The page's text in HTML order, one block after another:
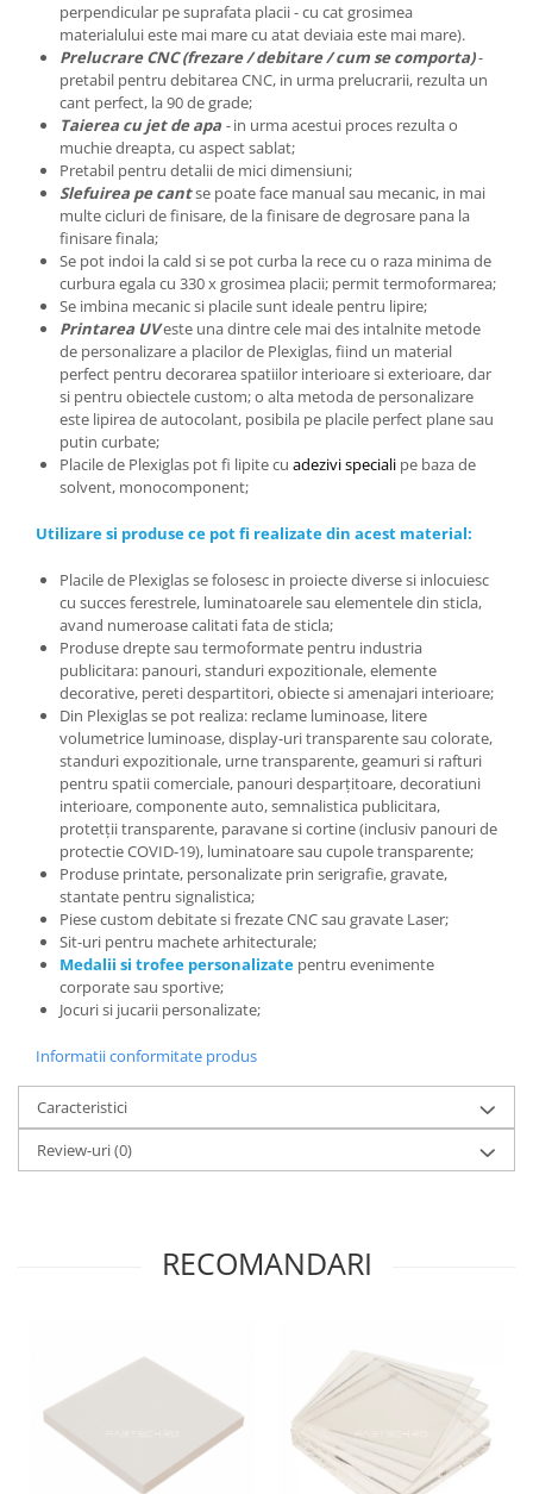
perpendicular pe suprafata placii - cu cat grosimea
materialului este mai mare cu atat deviaia este mai mare).
Prelucrare CNC (frezare / debitare / cum se comporta)-
pretabil pentru debitarea CNC, in urma prelucrarii, rezulta un
cant perfect, la 90 de grade;
Taierea cu jet de apa -in urma acestui proces rezulta o
muchie dreapta, cu aspect sablat;
Pretabil pentru detalii de mici dimensiuni;
Slefuirea pe cantse poate face manual sau mecanic, in mai
multe cicluri de finisare, de la finisare de degrosare pana la
finisare finala;
Se pot indoi la cald si se pot curba la rece cu o raza minima de
curbura egala cu 330 x grosimea placii; permit termoformarea;
Se imbina mecanic si placile sunt ideale pentru lipire;
Printarea UVeste una dintre cele mai des intalnite metode
de personalizare a placilor de Plexiglas, fiind un material
perfect pentru decorarea spatiilor interioare si exterioare, dar
si pentru obiectele custom; o alta metoda de personalizare
este lipirea de autocolant, posibila pe placile perfect plane sau
putin curbate;
Placilede Plexiglas pot fi lipite cu adezivi speciali pe baza de
solvent, monocomponent;
Utilizare si produse ce pot fi realizate din acest material:
Placile de Plexiglasse folosesc in proiecte diverse si inlocuiesc
cu succes ferestrele, luminatoarele sau elementele din sticla,
avand numeroase calitati fata de sticla;
Produsedrepte sau termoformate pentru industria
publicitara: panouri, standuri expozitionale, elemente
decorative, pereti despartitori, obiecte si amenajari interioare;
Din Plexiglas se pot realiza: reclame luminoase, litere
volumetrice luminoase, display-uri transparente sau colorate,
standuri expozitionale, urne transparente, geamuri si rafturi
pentru spatii comerciale, panouri desparțitoare, decoratiuni
interioare, componente auto, semnalistica publicitara,
protetții transparente, paravane si cortine (inclusiv panouri de
protectie COVID-19), luminatoare sau cupole transparente;
Produse printate, personalizate prin serigrafie, gravate,
stantate pentru signalistica;
Piesecustom debitatesifrezate CNC sau gravate Laser;
Sit-uri pentru machetearhitecturale;
Medalii si trofee personalizate pentru evenimente
corporate sau sportive;
Jocuri si jucarii personalizate;
Informatii conformitate produs
Caracteristici
Review-uri(0)
RECOMANDARI